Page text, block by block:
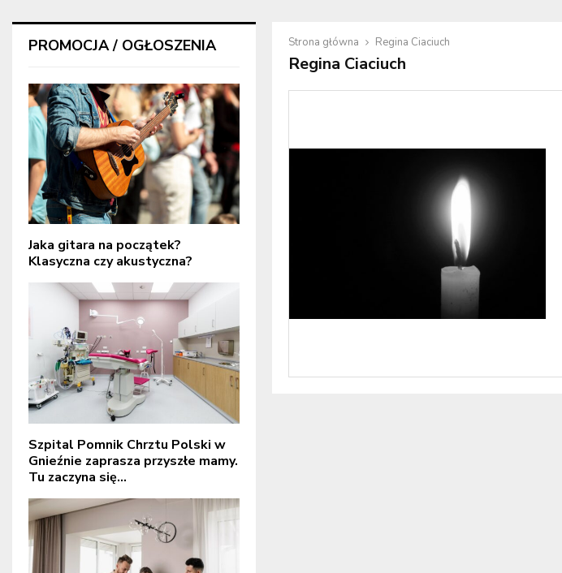
Strona główna Regina Ciaciuch
Regina Ciaciuch
PROMOCJA / OGŁOSZENIA
Jaka gitara na początek?
Klasyczna czy akustyczna?
Szpital Pomnik Chrztu Polski w
Gnieźnie zaprasza przyszłe mamy.
Tu zaczyna się...